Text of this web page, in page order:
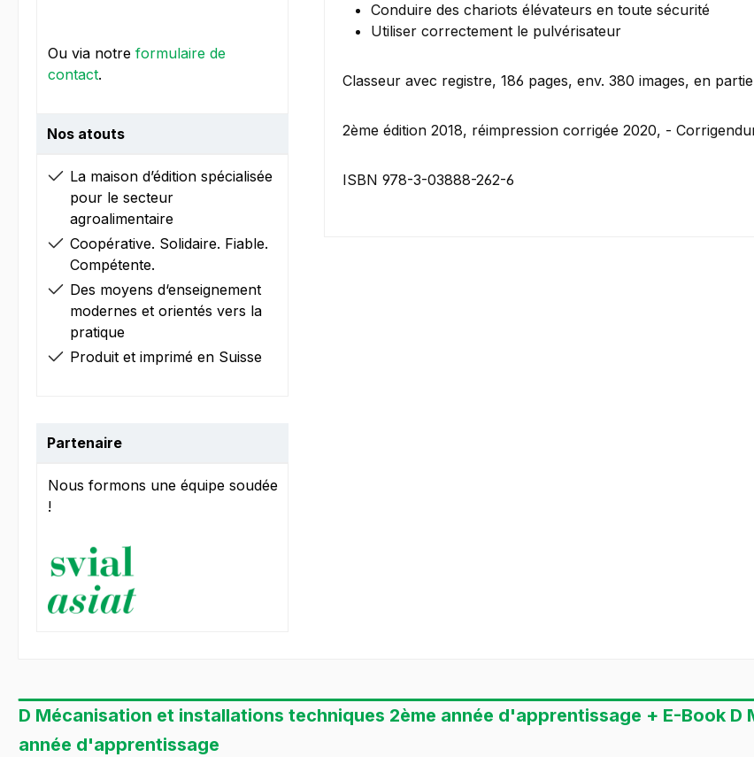
Ou via notre formulaire de
contact.
Nos atouts
La maison d’édition spécialisée
pour le secteur
agroalimentaire
Coopérative. Solidaire. Fiable.
Compétente.
Des moyens d‘enseignement
modernes et orientés vers la
pratique
Produit et imprimé en Suisse
Partenaire
Nous formons une équipe soudée
!
Conduire des chariots élévateurs en toute sécurité
Utiliser correctement le pulvérisateur
Classeur avec registre, 186 pages, env. 380 images, en
2ème édition 2018, réimpression corrigée 2020, -
ISBN 978-3-03888-262-6
D Mécanisation et installations techniques 2ème année d'apprentissage + E-Book
année d'apprentissage